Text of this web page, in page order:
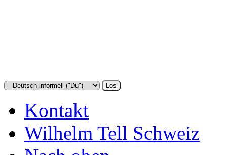
Kontakt
Wilhelm Tell Schweiz